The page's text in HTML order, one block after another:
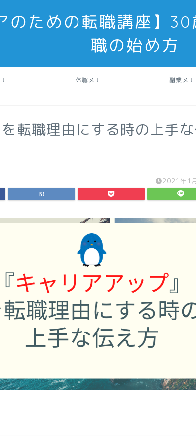
のための転職講座】
職の始め方
休職メモ 副業メモ
転職理由にする時の上手
2021年1